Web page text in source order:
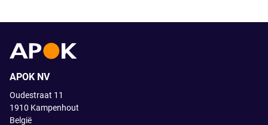
APOK NV
Oudestraat 11
1910 Kampenhout
België